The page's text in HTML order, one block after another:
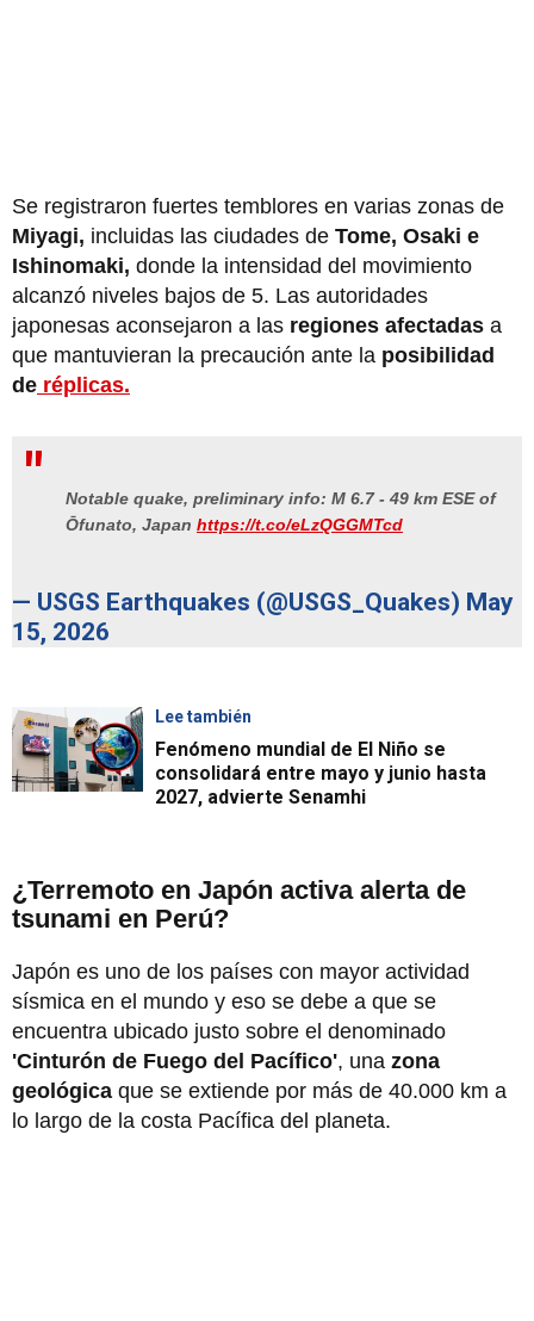
Se registraron fuertes temblores en varias zonas de
Miyagi, incluidas las ciudades de Tome, Osaki e
Ishinomaki, donde la intensidad del movimiento
alcanzó niveles bajos de 5. Las autoridades
japonesas aconsejaron a las regiones afectadas a
que mantuvieran la precaución ante la posibilidad
de réplicas.
Notable quake, preliminary info: M 6.7 - 49 km ESE of
Ōfunato, Japan https://t.co/eLzQGGMTcd
— USGS Earthquakes (@USGS_Quakes) May
15, 2026
Lee también
Fenómeno mundial de El Niño se
consolidará entre mayo y junio hasta
2027, advierte Senamhi
¿Terremoto en Japón activa alerta de
tsunami en Perú?
Japón es uno de los países con mayor actividad
sísmica en el mundo y eso se debe a que se
encuentra ubicado justo sobre el denominado
'Cinturón de Fuego del Pacífico', una zona
geológica que se extiende por más de 40.000 km a
lo largo de la costa Pacífica del planeta.